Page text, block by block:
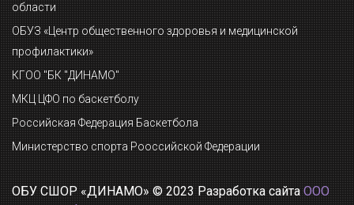
области
ОБУЗ «Центр общественного здоровья и медицинской
профилактики»
КГОО "БК "ДИНАМО"
МКЦ ЦФО по баскетболу
Российская Федерация Баскетбола
Министерство спорта Рооссийской Федерации
ОБУ СШОР «ДИНАМО» © 2023 Разработка сайта ООО